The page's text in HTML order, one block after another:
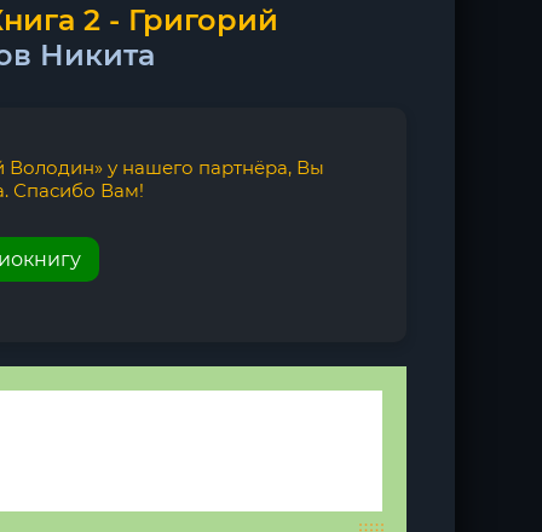
2 - Григорий
Никита
Володин» у нашего партнёра, Вы
Спасибо Вам!